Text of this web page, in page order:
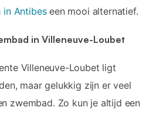
in Antibeseen mooi alternatief.
in Villeneuve-Loubet
Villeneuve-Loubet ligt
maar gelukkig zijn er veel
zwembad. Zo kun je altijd een